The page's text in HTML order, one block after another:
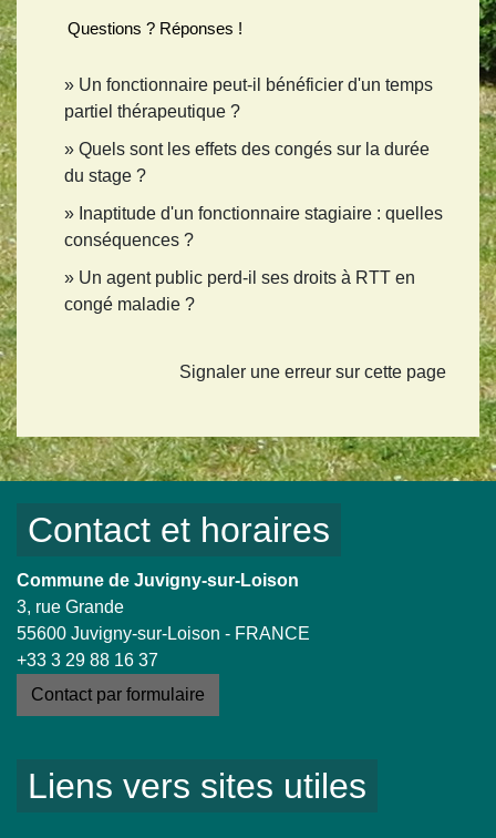
Questions ? Réponses !
Un fonctionnaire peut-il bénéficier d'un temps
partiel thérapeutique ?
Quels sont les effets des congés sur la durée
du stage ?
Inaptitude d'un fonctionnaire stagiaire : quelles
conséquences ?
Un agent public perd-il ses droits à RTT en
congé maladie ?
Signaler une erreur sur cette page
Contact et horaires
Commune de Juvigny-sur-Loison
3, rue Grande
55600 Juvigny-sur-Loison - FRANCE
+33 3 29 88 16 37
Contact par formulaire
Liens vers sites utiles